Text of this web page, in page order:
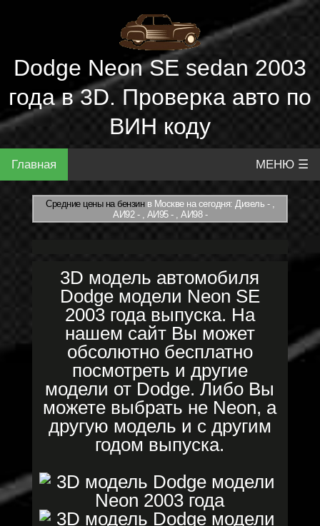
Dodge Neon SE sedan 2003
года в 3D. Проверка авто по
ВИН коду
Главная МЕНЮ ☰
Средние цены на бензинв Москве на сегодня: Дизель - ,
АИ92 - , АИ95 - , АИ98 -
3D модель автомобиля
Dodge модели Neon SE
2003 года выпуска. На
нашем сайт Вы может
обсолютно бесплатно
посмотреть и другие
модели от Dodge. Либо Вы
можете выбрать не Neon, а
другую модель и с другим
годом выпуска.